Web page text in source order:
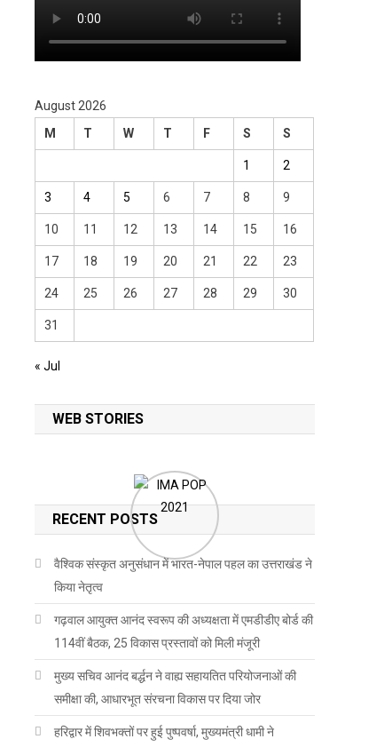
August 2026
M
T W T F S S
1 2
3 4 5 6 7 8 9
10 11 12 13 14 15 16
17 18 19 20 21 22 23
24 25 26 27 28 29 30
31
« Jul
WEB STORIES
RECENT POSTS
वैश्विक संस्कृत अनुसंधान में भारत-नेपाल पहल का उत्तराखंड ने
किया नेतृत्व
गढ़वाल आयुक्त आनंद स्वरूप की अध्यक्षता में एमडीडीए बोर्ड की
114वीं बैठक, 25 विकास प्रस्तावों को मिली मंजूरी
मुख्य सचिव आनंद बर्द्धन ने वाह्य सहायतित परियोजनाओं की
समीक्षा की, आधारभूत संरचना विकास पर दिया जोर
हरिद्वार में शिवभक्तों पर हुई पुष्पवर्षा, मुख्यमंत्री धामी ने